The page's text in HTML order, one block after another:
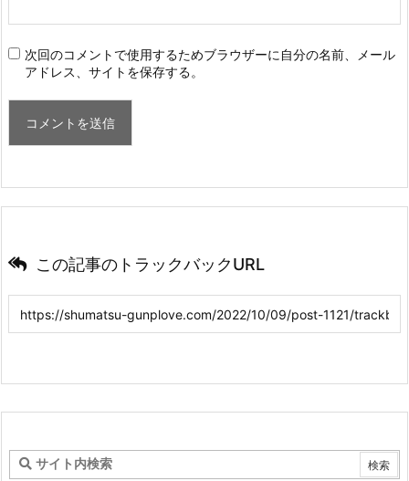
次回のコメントで使用するためブラウザーに自分の名前、メール
アドレス、サイトを保存する。
この記事のトラックバックURL